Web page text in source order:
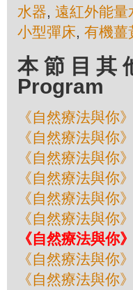
水器,遠紅外能量
小型彈床, 有機薑
本節目其
Program
《自然療法與你
《自然療法與你
《自然療法與你
《自然療法與你
《自然療法與你
《自然療法與你
《自然療法與你
《自然療法與你
《自然療法與你